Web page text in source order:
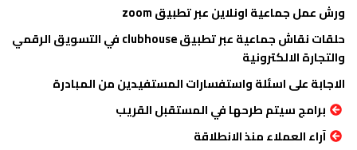
ورش عمل جماعية اونلاين عبر تطبيق zoom
حلقات نقاش جماعية عبر تطبيق clubhouse في التسويق الرقمي
والتجارة الالكترونية
الاجابة على اسئلة واستفسارات المستفيدين من المبادرة
برامج سيتم طرحها في المستقبل القريب
آراء العملاء منذ الانطلاقة